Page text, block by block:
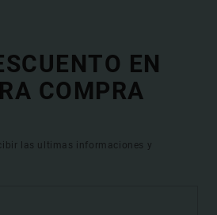
EN
COMPRA
las ultimas informaciones y